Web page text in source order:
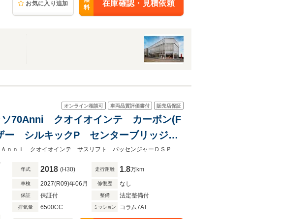
お気に入り追加
料
在庫確認・見積依頼
オンライン相談可 車両品質評価書付 販売店保証
ソ70Anni クオイオインテ カーボン(F
ー シルキックP センターブリッジ
ッセンジャーDSP サスペンション
ｎｎｉ クオイオインテ サスリフト パッセンジャーＤＳＰ
年式 2018 (H30) 走行距離 1.8万km
車検 2027(R09)年06月 修復歴 なし
保証 保証付 整備 法定整備付
排気量 6500CC ミッション コラム7AT